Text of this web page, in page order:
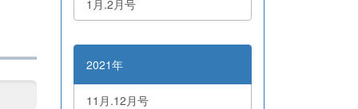
1月.2月号
2021年
11月.12月号